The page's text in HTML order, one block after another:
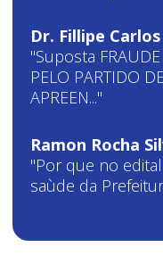
Dr. Fillipe
"Suposta FRAUDE
PELO PARTIDO
APREEN..."
Ramon Rocha
"Por que no
saùde da